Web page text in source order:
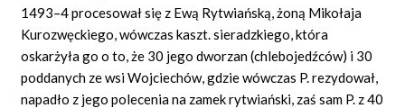
1493–4 procesował się z Ewą Rytwiańską, żoną Mikołaja
Kurozwęckiego, wówczas kaszt. sieradzkiego, która
oskarżyła go o to, że 30 jego dworzan (chlebojedźców) i 30
poddanych ze wsi Wojciechów, gdzie wówczas P. rezydował,
napadło z jego polecenia na zamek rytwiański, zaś sam P. z 40